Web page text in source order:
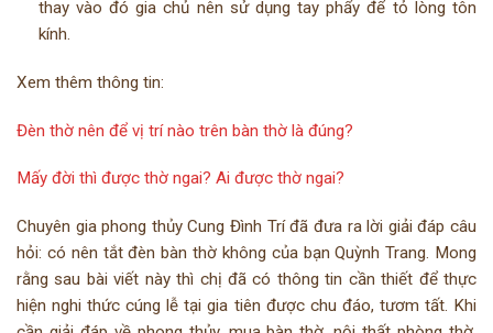
thay vào đó gia chủ nên sử dụng tay phẩy để tỏ lòng tôn
kính.
Xem thêm thông tin:
Đèn thờ nên để vị trí nào trên bàn thờ là đúng?
Mấy đời thì được thờ ngai? Ai được thờ ngai?
Chuyên gia phong thủy Cung Đình Trí đã đưa ra lời giải đáp câu
hỏi: có nên tắt đèn bàn thờ không của bạn Quỳnh Trang. Mong
rằng sau bài viết này thì chị đã có thông tin cần thiết để thực
hiện nghi thức cúng lễ tại gia tiên được chu đáo, tươm tất. Khi